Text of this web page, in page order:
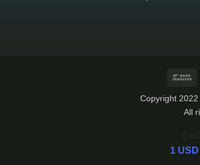
Copyright
All
1